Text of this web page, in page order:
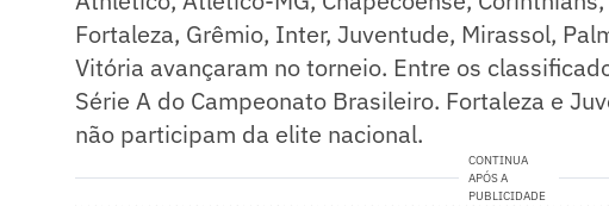
Fortaleza, Grêmio, Inter, Juventude, Mirassol,
Vitória avançaram no torneio. Entre os
Série A do Campeonato Brasileiro. Fortaleza e
não participam da elite nacional.
CONTINUA
APÓS A
PUBLICIDADE